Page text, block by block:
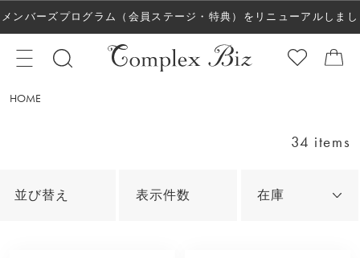
メンバーズプログラム（会員ステージ・特典）をリニューアルしまし
た！
HOME
34 items
並び替え 表示件数 在庫